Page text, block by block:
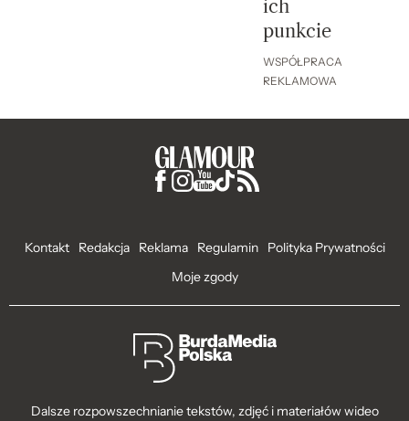
ich
punkcie
WSPÓŁPRACA
REKLAMOWA
Kontakt Redakcja Reklama Regulamin
Polityka Prywatności
Moje zgody
Dalsze rozpowszechnianie tekstów, zdjęć i materiałów wideo